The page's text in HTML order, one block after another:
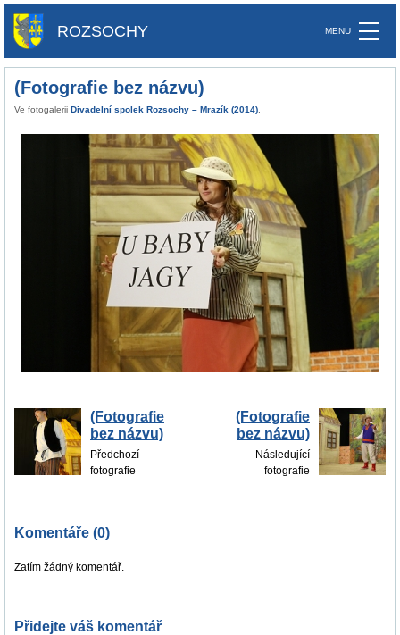
ROZSOCHY
(Fotografie bez názvu)
Ve fotogalerii Divadelní spolek Rozsochy – Mrazík (2014)
(Fotografie
bez názvu)
Předchozí
fotografie
(Fotografie
bez názvu)
Následující
fotografie
Komentáře (0)
Zatím žádný komentář.
Přidejte váš komentář